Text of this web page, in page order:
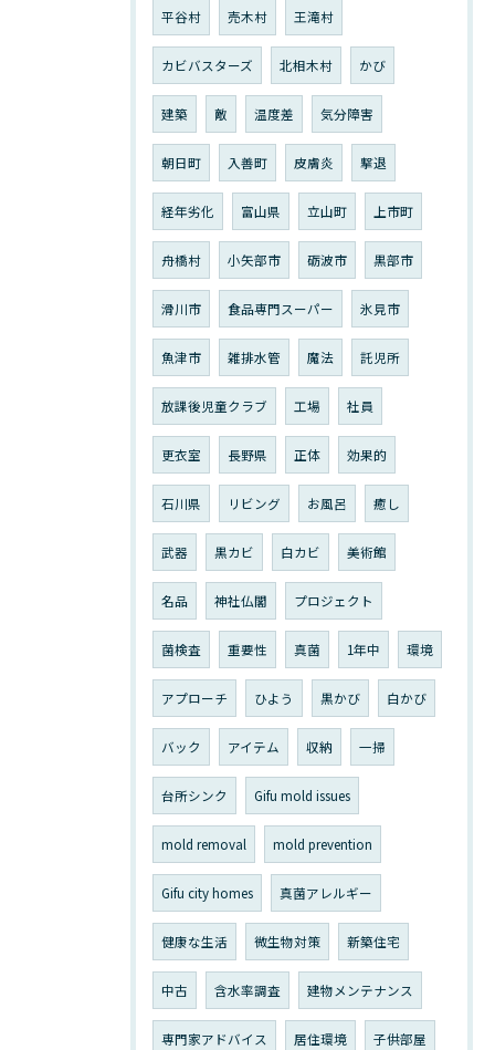
平谷村 売木村 王滝村
カビバスターズ 北相木村 かび
建築 敵 温度差 気分障害
朝日町 入善町 皮膚炎 撃退
経年劣化 富山県 立山町 上市町
舟橋村 小矢部市 砺波市 黒部市
滑川市 食品専門スーパー 氷見市
魚津市 雑排水管 魔法 託児所
放課後児童クラブ 工場 社員
更衣室 長野県 正体 効果的
石川県 リビング お風呂 癒し
武器 黒カビ 白カビ 美術館
名品 神社仏閣 プロジェクト
菌検査 重要性 真菌 1年中 環境
アプローチ ひよう 黒かび 白かび
バック アイテム 収納 一掃
台所シンク Gifu mold issues
mold removal mold prevention
Gifu city homes 真菌アレルギー
健康な生活 微生物対策 新築住宅
中古 含水率調査 建物メンテナンス
専門家アドバイス 居住環境 子供部屋